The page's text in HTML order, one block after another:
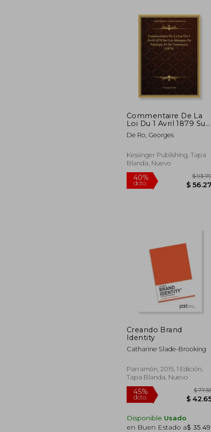
45%
dcto.
Commentaire De La
Loi Du 1 Avril 1879 Sur
Les Marques De
Fabrique Et De
Francés)
De Ro, Georges
Kessinger Publishing, Tapa
Blanda, Nuevo
40%
dcto.
Creando Brand
Identity
Catharine Slade-Brooking
Parramón, 2015, 1 Edición,
Tapa Blanda, Nuevo
Disponible Usado
en Buen Estado a$ 35.49